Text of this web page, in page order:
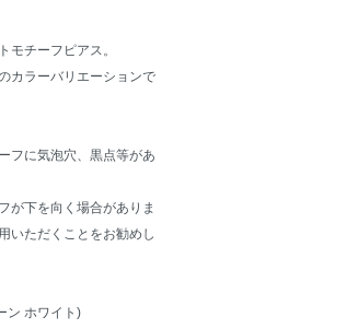
モチーフピアス。
カラーバリエーションで
フに気泡穴、黒点等があ
が下を向く場合がありま
いただくことをお勧めし
ン ホワイト)